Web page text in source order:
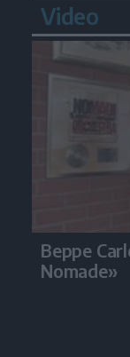
Video
Beppe
Nomade»